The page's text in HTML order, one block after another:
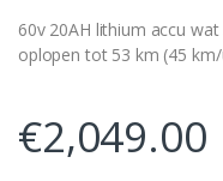
60v 20AH lithium accu
oplopen tot 53 km (45
€2,049.00